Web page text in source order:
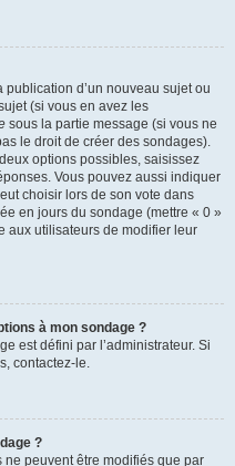
d’un nouveau sujet ou
(si vous en avez les
sous la partie message (si vous ne
le droit de créer des sondages).
options possibles, saisissez
Vous pouvez aussi indiquer
choisir lors de son vote dans
en jours du sondage (mettre « 0 »
aux utilisateurs de modifier leur
à mon sondage ?
est défini par l’administrateur. Si
contactez-le.
?
peuvent être modifiés que par